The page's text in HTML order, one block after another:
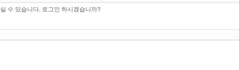
수 있습니다. 로그인 하시겠습니까?